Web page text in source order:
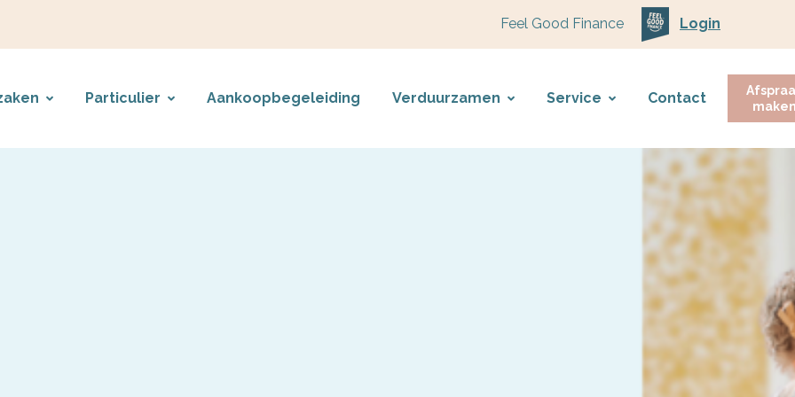
Feel Good Finance Login
Particulier Aankoopbegeleiding Verduurzamen Service Contact